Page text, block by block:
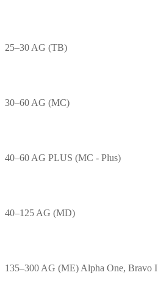
25–30 AG (TB)
30–60 AG (MC)
40–60 AG PLUS (MC - Plus)
40–125 AG (MD)
135–300 AG (ME) Alpha One, Bravo I